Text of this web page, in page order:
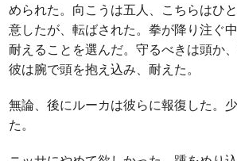
められた。向こうは五人、こちらはひ
意したが、転ばされた。拳が降り注ぐ
耐えることを選んだ。守るべきは頭か
彼は腕で頭を抱え込み、耐えた。
無論、後にルーカは彼らに報復した。
た。